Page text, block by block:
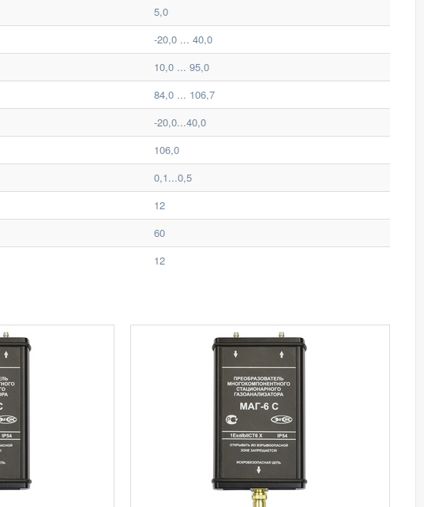
5,0
-20,0 ... 40,0
10,0 ... 95,0
84,0 ... 106,7
-20,0...40,0
106,0
0,1...0,5
12
60
12